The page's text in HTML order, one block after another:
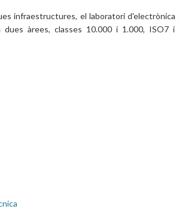
infraestructures, el laboratori d'electrònica
dues àrees, classes 10.000 i 1.000, ISO7